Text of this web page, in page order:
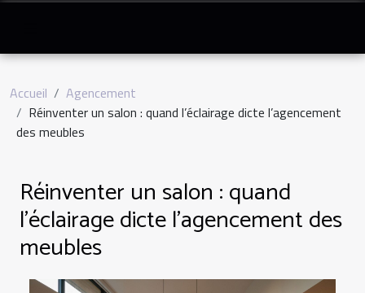
Accueil
Agencement
Réinventer un salon : quand l’éclairage dicte l’agencement
des meubles
Réinventer un salon : quand
l’éclairage dicte l’agencement des
meubles